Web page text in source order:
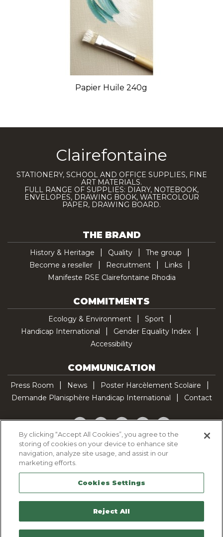
Papier Huile 240g
Clairefontaine
STATIONERY, SCHOOL AND OFFICE SUPPLIES, FINE
ART MATERIALS.
FULL RANGE OF SUPPLIES: DIARY, NOTEBOOK,
ENVELOPES, DRAWING BOOK, WATERCOLOUR
PAPER, DRAWING BOARD.
THE BRAND
History & Heritage Quality
The group
Become a reseller
Recruitment
Links
Manifeste RSE Clairefontaine Rhodia
COMMITMENTS
Ecology & Environment
Sport
Handicap International
Gender Equality Index
Accessibility
COMMUNICATION
Press Room News
Poster Harcèlement Scolaire
Demande Planisphère Handicap International
Contact
Facebook
TwitterYouTubePinterestTikTok
Cookie Policy
Legal Notice
Sitemap
Contactez-nous
By clicking “Accept All Cookies”, you agree to the
storing of cookies on your device to enhance site
navigation, analyze site usage, and assist in our
marketing efforts.
Cookies Settings
Reject All